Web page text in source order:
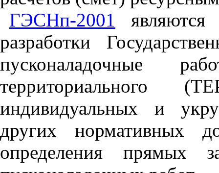
ГЭСНп-2001 являются
разработки
пусконаладочные
территориального
индивидуальных и
других нормативных
определения прямых